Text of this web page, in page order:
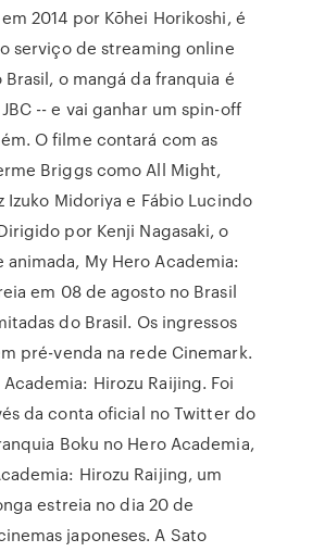
2014 por Kōhei Horikoshi, é
serviço de streaming online
o mangá da franquia é
-- e vai ganhar um spin-off
O filme contará com as
Briggs como All Might,
Izuko Midoriya e Fábio Lucindo
por Kenji Nagasaki, o
animada, My Hero Academia:
em 08 de agosto no Brasil
do Brasil. Os ingressos
pré-venda na rede Cinemark.
Hirozu Raijing. Foi
da conta oficial no Twitter do
Boku no Hero Academia,
Hirozu Raijing, um
estreia no dia 20 de
japoneses. A Sato